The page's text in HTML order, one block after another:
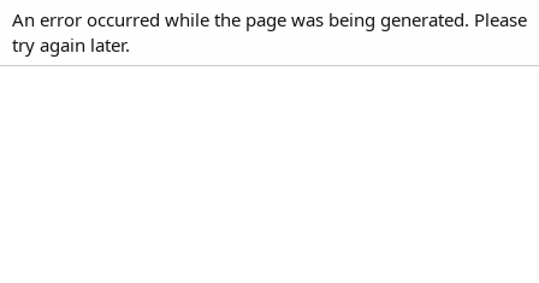
An error occurred while the page was being generated. Please
try again later.